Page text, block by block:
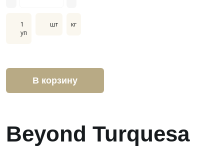
Beyond Turquesa
1
уп
шт кг
В корзину